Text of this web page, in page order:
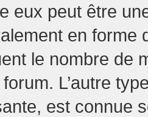
eux peut être
en forme
le nombre de
L’autre
est connue